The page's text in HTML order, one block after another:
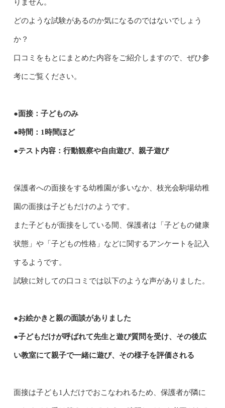
りません。
どのような試験があるのか気になるのではないでしょう
か？
口コミをもとにまとめた内容をご紹介しますので、ぜひ参
考にご覧ください。
●面接：子どものみ
●時間：1時間ほど
●テスト内容：行動観察や自由遊び、親子遊び
保護者への面接をする幼稚園が多いなか、枝光会駒場幼稚
園の面接は子どもだけのようです。
また子どもが面接をしている間、保護者は「子どもの健康
状態」や「子どもの性格」などに関するアンケートを記入
するようです。
試験に対しての口コミでは以下のような声がありました。
●お絵かきと親の面談がありました
●子どもだけが呼ばれて先生と遊び質問を受け、その後広
い教室にて親子で一緒に遊び、その様子を評価される
面接は子ども1人だけでおこなわれるため、保護者が隣に